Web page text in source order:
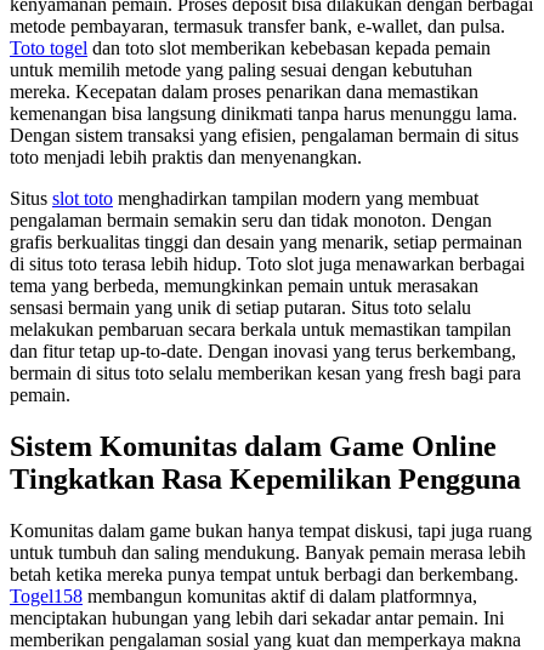
kenyamanan pemain. Proses deposit bisa dilakukan dengan berbagai
metode pembayaran, termasuk transfer bank, e-wallet, dan pulsa.
Toto togel dan toto slot memberikan kebebasan kepada pemain
untuk memilih metode yang paling sesuai dengan kebutuhan
mereka. Kecepatan dalam proses penarikan dana memastikan
kemenangan bisa langsung dinikmati tanpa harus menunggu lama.
Dengan sistem transaksi yang efisien, pengalaman bermain di situs
toto menjadi lebih praktis dan menyenangkan.
Situs slot toto menghadirkan tampilan modern yang membuat
pengalaman bermain semakin seru dan tidak monoton. Dengan
grafis berkualitas tinggi dan desain yang menarik, setiap permainan
di situs toto terasa lebih hidup. Toto slot juga menawarkan berbagai
tema yang berbeda, memungkinkan pemain untuk merasakan
sensasi bermain yang unik di setiap putaran. Situs toto selalu
melakukan pembaruan secara berkala untuk memastikan tampilan
dan fitur tetap up-to-date. Dengan inovasi yang terus berkembang,
bermain di situs toto selalu memberikan kesan yang fresh bagi para
pemain.
Sistem Komunitas dalam Game Online
Tingkatkan Rasa Kepemilikan Pengguna
Komunitas dalam game bukan hanya tempat diskusi, tapi juga ruang
untuk tumbuh dan saling mendukung. Banyak pemain merasa lebih
betah ketika mereka punya tempat untuk berbagi dan berkembang.
Togel158 membangun komunitas aktif di dalam platformnya,
menciptakan hubungan yang lebih dari sekadar antar pemain. Ini
memberikan pengalaman sosial yang kuat dan memperkaya makna